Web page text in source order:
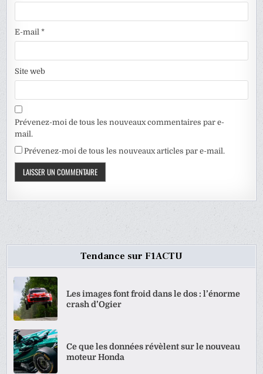
E-mail*
Site web
Prévenez-moi de tous les nouveaux commentaires par e-
mail.
Prévenez-moi de tous les nouveaux articles par e-mail.
Tendance sur F1ACTU
Les images font froid dans le dos : l’énorme
crash d’Ogier
Ce que les données révèlent sur le nouveau
moteur Honda